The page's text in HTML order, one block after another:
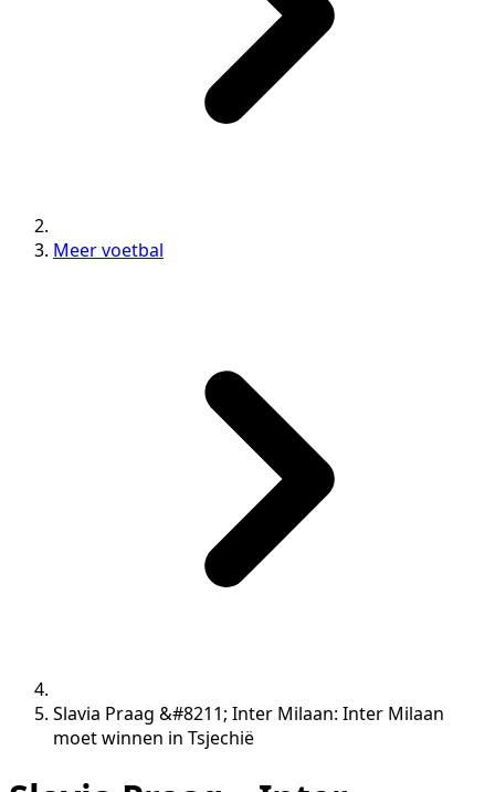
Meer voetbal
Slavia Praag &#8211; Inter Milaan: Inter Milaan
moet winnen in Tsjechië